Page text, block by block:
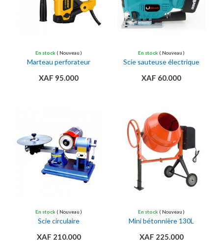
En stock ( Nouveau )
Marteau perforateur
XAF 95.000
Ajouter au panier
En stock ( Nouveau )
Scie sauteuse électrique
XAF 60.000
En stock ( Nouveau )
Scie circulaire
XAF 210.000
En stock ( Nouveau )
Mini bétonnière 130L
XAF 225.000